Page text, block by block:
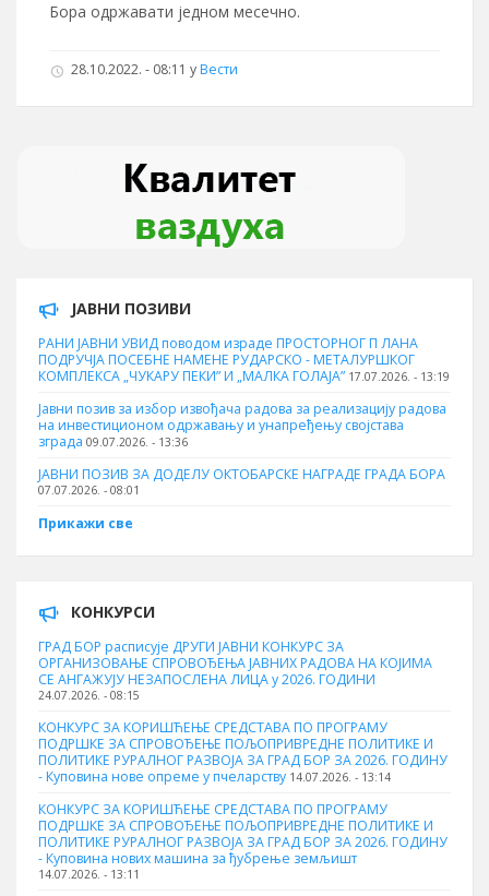
Бора одржавати једном месечно.
28.10.2022. - 08:11 уВести
ЈАВНИ ПОЗИВИ
РАНИ ЈАВНИ УВИД поводом израде ПРОСТОРНОГ П ЛАНА
ПОДРУЧЈА ПОСЕБНЕ НАМЕНЕ РУДАРСКО - МЕТАЛУРШКОГ
КОМПЛЕКСА „ЧУКАРУ ПЕКИ” И „МАЛКА ГОЛАЈА” 17.07.2026. - 13:19
Јавни позив за избор извођача радова за реализацију радова
на инвестиционом одржавању и унапређењу својстава
зграда 09.07.2026. - 13:36
ЈАВНИ ПОЗИВ ЗА ДОДЕЛУ ОКТOБАРСКЕ НАГРАДЕ ГРАДА БОРА
07.07.2026. - 08:01
Прикажи све
КОНКУРСИ
ГРАД БОР расписује ДРУГИ ЈАВНИ КОНКУРС ЗА
ОРГАНИЗОВАЊЕ СПРОВОЂЕЊА ЈАВНИХ РАДОВА НА КОЈИМА
СЕ АНГАЖУЈУ НЕЗАПОСЛЕНА ЛИЦА у 2026. ГОДИНИ
24.07.2026. - 08:15
КОНКУРС ЗА КОРИШЋЕЊЕ СРЕДСТАВА ПО ПРОГРАМУ
ПОДРШКЕ ЗА СПРОВОЂЕЊЕ ПОЉОПРИВРЕДНЕ ПОЛИТИКЕ И
ПОЛИТИКЕ РУРАЛНОГ РАЗВОЈА ЗА ГРАД БОР ЗА 2026. ГОДИНУ
- Куповина нове опреме у пчеларству 14.07.2026. - 13:14
КОНКУРС ЗА КОРИШЋЕЊЕ СРЕДСТАВА ПО ПРОГРАМУ
ПОДРШКЕ ЗА СПРОВОЂЕЊЕ ПОЉОПРИВРЕДНЕ ПОЛИТИКЕ И
ПОЛИТИКЕ РУРАЛНОГ РАЗВОЈА ЗА ГРАД БОР ЗА 2026. ГОДИНУ
- Куповина нових машина за ђубрење земљишт
14.07.2026. - 13:11